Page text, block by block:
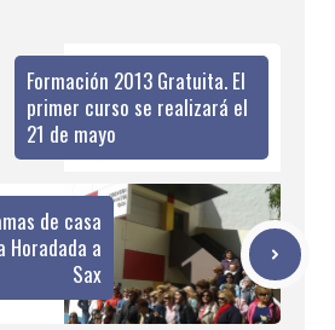
Formación 2013 Gratuita. El
primer curso se realizará el
21 de mayo
de casa
Horadada a
Sax